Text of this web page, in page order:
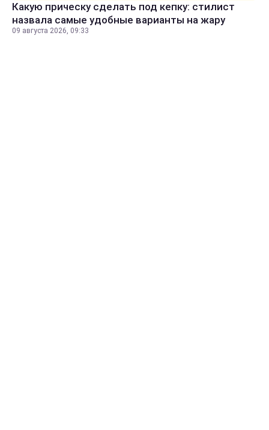
Какую прическу сделать под кепку: стилист
назвала самые удобные варианты на жару
09 августа 2026, 09:33